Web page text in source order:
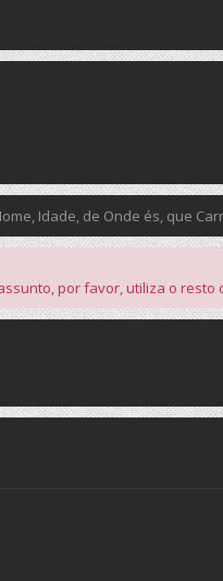
Idade, de Onde és, que
por favor, utiliza o resto